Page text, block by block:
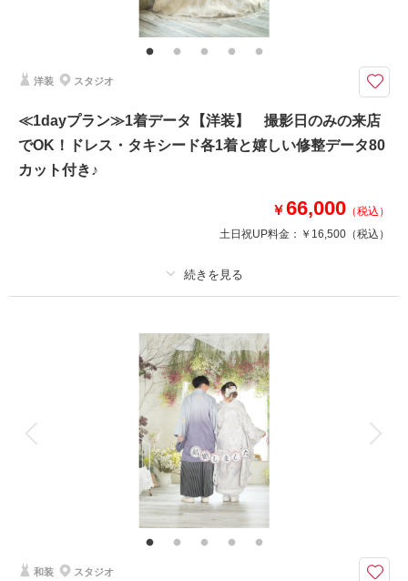
ご家族・お友達へのギフトに♪
プラン内洋装1着（オプション衣裳有）・ヘアメイク・撮影料・修整済みデ
ータ1カットが付いたスタジオフォトプラン♪
相談予約する
を確認する
洋装 スタジオ
≪1dayプラン≫1着データ【洋装】 撮影日のみの来店
でOK！ドレス・タキシード各1着と嬉しい修整データ80
カット付き♪
￥66,000 （税込）
土日祝UP料金： ￥16,500 （税込）
新婦衣装1着
ヘアメイク
データ 80 カット
会食
家族用衣装レンタル
LINEやお電話で事前打ち合わせ可能！おしゃれなスタジオでドレス・タキ
プラン内洋装各1着・ヘアメイク・着付け・撮影料・修整データ80カットが
付いたスタジオフォトプラン♪
和装 スタジオ